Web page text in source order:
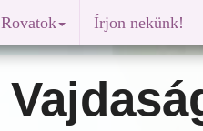
Rovatok Írjon nekünk!